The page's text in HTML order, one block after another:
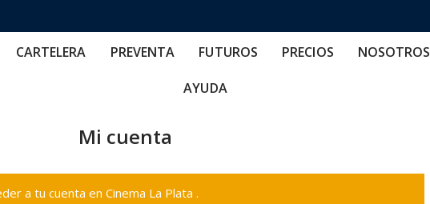
CARTELERA PREVENTA FUTUROS PRECIOS NOSOTROS
AYUDA
Mi cuenta
a tu cuenta en Cinema La Plata .